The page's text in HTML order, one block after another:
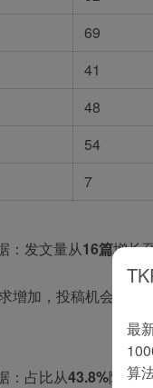
69
41
48
54
7
：发文量从16篇增长
增加，投稿机会相对
：占比从43.8%降至
最
算